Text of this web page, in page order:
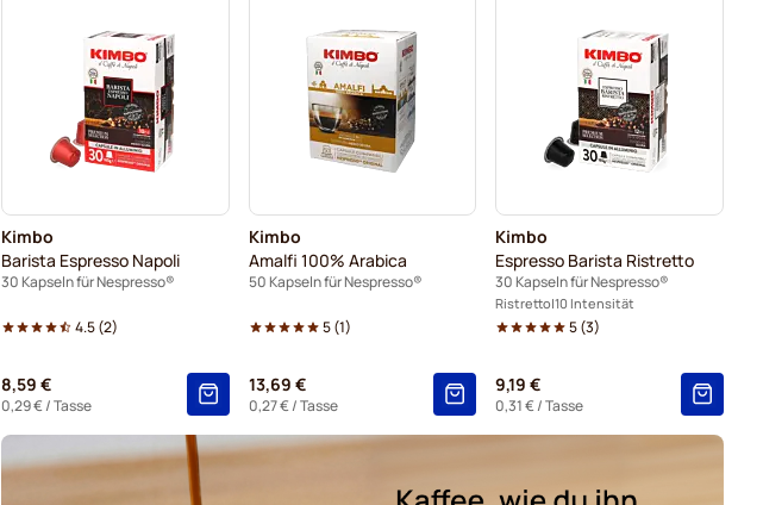
Kaffeekapseln von L'OR für Nespresso®
Kaffeekapseln von Segafredo für Nespresso®
Kaffeekapseln von Café René für Nespresso® Caffè Borbone für Nespresso®
Kaffeekapseln von Belmio für Nespresso® Kaffeekapseln von Friele für Nespresso®
Kimbo
Barista Espresso Napoli
30 Kapseln für Nespresso®
4.5(2)
8,59 €
0,29 €/ Tasse
Kimbo
Amalfi 100% Arabica
50 Kapseln für Nespresso®
5(1)
13,69 €
0,27 €/ Tasse
Kimbo
Espresso Barista Ristretto
30 Kapseln für Nespresso®
Ristretto 10 Intensität
5(3)
9,19 €
0,31 €/ Tasse